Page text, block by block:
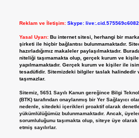
Reklam ve İletişim: Skype:
Yasal Uyarı: Bu internet sitesi, herhangi bir
şirketi ile hiçbir bağlantısı bulunmamaktadır.
hazırladığımız makaleler paylaşılmaktadır.
niteliği taşımamakta olup, gerçek kurum ve
yapılmamaktadır. Gerçek kurum ve kişiler ile
tesadüfidir. Sitemizdeki bilgiler taslak halindedir
taşımazlar.
Sitemiz, 5651 Sayılı Kanun gereğince Bilgi
(BTK) tarafından onaylanmış bir Yer Sağlayıcı
nedenle, sitedeki içerikleri proaktif olarak
yükümlülüğümüz bulunmamaktadır. Ancak,
sorumluluğunu taşımakta olup, siteye üye olarak
etmiş sayılırlar.